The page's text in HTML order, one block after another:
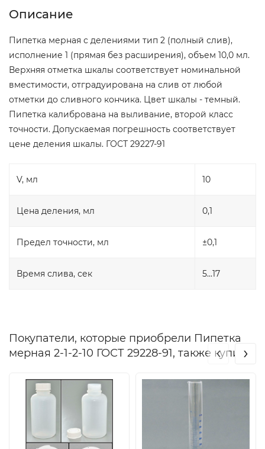
Описание
Пипетка мерная с делениями тип 2 (полный слив),
исполнение 1 (прямая без расширения), объем 10,0 мл.
Верхняя отметка шкалы соответствует номинальной
вместимости, отградуирована на слив от любой
отметки до сливного кончика. Цвет шкалы - темный.
Пипетка калибрована на выливание, второй класс
точности. Допускаемая погрешность соответствует
цене деления шкалы. ГОСТ 29227-91
V, мл 10
Цена деления, мл 0,1
Предел точности, мл ±0,1
Время слива, сек 5...17
Покупатели, которые приобрели Пипетка
мерная 2-1-2-10 ГОСТ 29228-91, также купили
‹ ›